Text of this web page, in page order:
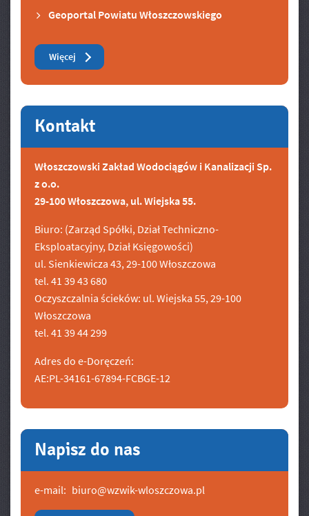
Geoportal Powiatu Włoszczowskiego
Więcej Zobacz też
Kontakt
Włoszczowski Zakład Wodociągów i Kanalizacji Sp.
z o.o.
29-100 Włoszczowa, ul. Wiejska 55.
Biuro: (Zarząd Spółki, Dział Techniczno-
Eksploatacyjny, Dział Księgowości)
ul. Sienkiewicza 43, 29-100 Włoszczowa
tel. 41 39 43 680
Oczyszczalnia ścieków: ul. Wiejska 55, 29-100
Włoszczowa
tel. 41 39 44 299
Adres do e-Doręczeń:
AE:PL-34161-67894-FCBGE-12
Napisz do nas
e-mail: biuro@wzwik-wloszczowa.pl